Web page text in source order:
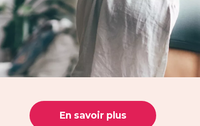
En savoir plus